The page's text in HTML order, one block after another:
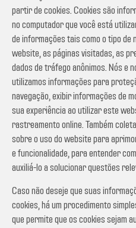
partir de cookies. Cookies são
no computador que você está
de informações tais como o tipo de
website, as páginas visitadas, as
dados de tráfego anônimos. Nós
utilizamos informações para
navegação, exibir informações de
sua experiência ao utilizar este
rastreamento online. Também
sobre o uso do website para
e funcionalidade, para entender
auxiliá-lo a solucionar questões
Caso não deseje que suas
cookies, há um procedimento
que permite que os cookies sejam